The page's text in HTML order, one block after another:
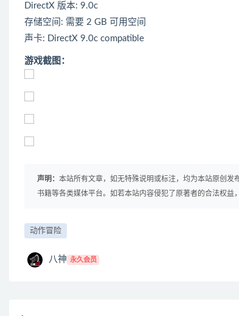
DirectX 版本: 9.0c
存储空间: 需要 2 GB 可用空间
声卡: DirectX 9.0c compatible
游戏截图：
声明： 本站所有文章，如无特殊说明或标注，均为本站原创发
书籍等各类媒体平台。如若本站内容侵犯了原著者的合法权益
动作冒险
八神 永久会员